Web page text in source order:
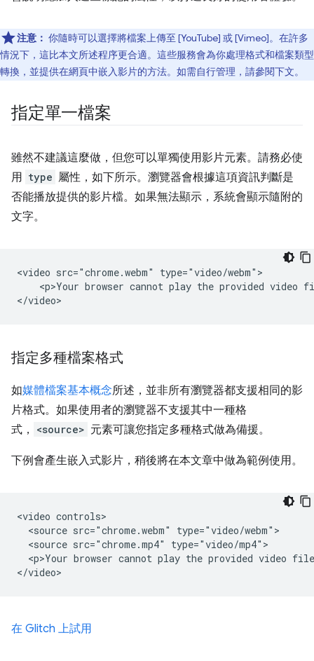
注意： 你隨時可以選擇將檔案上傳至 [YouTube] 或 [Vimeo]。在許多
情況下，這比本文所述程序更合適。這些服務會為你處理格式和檔案類型
轉換，並提供在網頁中嵌入影片的方法。如需自行管理，請參閱下文。
指定單一檔案
雖然不建議這麼做，但您可以單獨使用影片元素。請務必使
用 type 屬性，如下所示。瀏覽器會根據這項資訊判斷是
否能播放提供的影片檔。如果無法顯示，系統會顯示隨附的
文字。
<video src="chrome.webm" type="video/webm">
<p>Your browser cannot play the provided video
指定多種檔案格式
如媒體檔案基本概念所述，並非所有瀏覽器都支援相同的影
片格式。如果使用者的瀏覽器不支援其中一種格
式，
<source> 元素可讓您指定多種格式做為備援。
下例會產生嵌入式影片，稍後將在本文章中做為範例使用。
<video controls>
  <source src="chrome.webm" type="video/webm">
  <source src="chrome.mp4" type="video/mp4">
<p>Your browser cannot play the provided video
在 Glitch 上試用